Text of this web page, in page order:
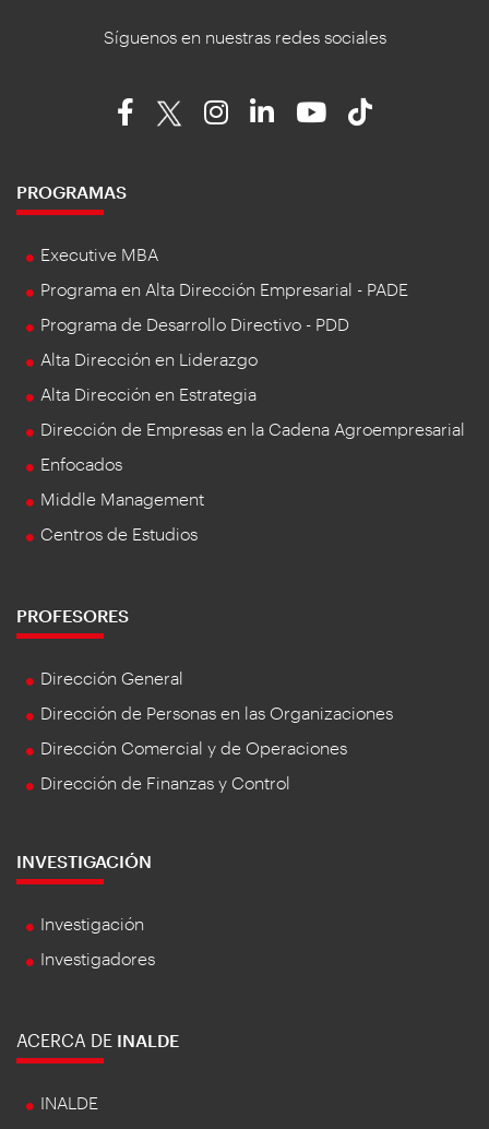
Síguenos en nuestras redes sociales
PROGRAMAS
Executive MBA
Programa en Alta Dirección Empresarial - PADE
Programa de Desarrollo Directivo - PDD
Alta Dirección en Liderazgo
Alta Dirección en Estrategia
Dirección de Empresas en la Cadena Agroempresarial
Enfocados
Middle Management
Centros de Estudios
PROFESORES
Dirección General
Dirección de Personas en las Organizaciones
Dirección Comercial y de Operaciones
Dirección de Finanzas y Control
INVESTIGACIÓN
Investigación
Investigadores
ACERCA DE INALDE
INALDE